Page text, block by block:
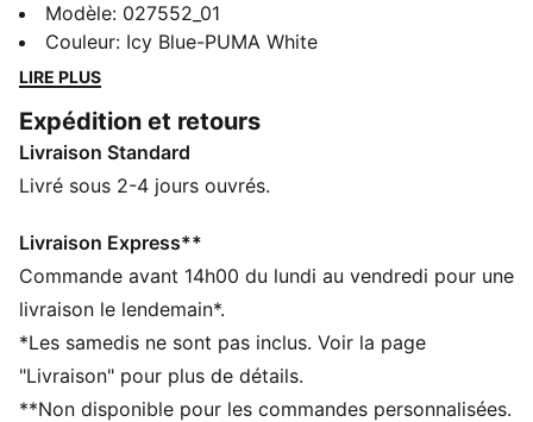
stylés et modernes qui feront le bonheur des fans de
foot. Rester au chaud tout en montrant son amour
pour son club ? Ce bonnet doublé en polaire douce
CARACTÉRISTIQUES + AVANTAGES
Confectionné avec un minimum de 30 % de matériaux
recyclés
Conçu pour : Lifestyle par PUMA
Maille côtelée
Bord rabattable
Doublure en polaire
Éléments de design PUMA emblématiques
Modèle: 027552_01
Couleur: Icy Blue-PUMA White
LIRE PLUS
Expédition et retours
Livraison Standard
Livré sous 2-4 jours ouvrés.
Livraison Express**
Commande avant 14h00 du lundi au vendredi pour une
livraison le lendemain*.
*Les samedis ne sont pas inclus. Voir la page
"Livraison" pour plus de détails.
**Non disponible pour les commandes personnalisées.